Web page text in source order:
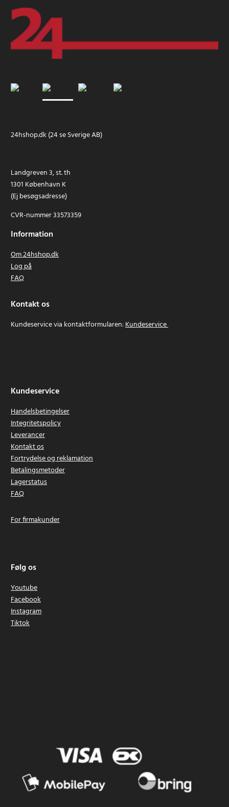
24hshop.dk (24 se Sverige AB)
Landgreven 3, st. th
1301 København K
(Ej besøgsadresse)
CVR-nummer 33573359
Information
Om 24hshop.dk
Log på
FAQ
Kontakt os
Kundeservice via kontaktformularen:Kundeservice
Kundeservice
Handelsbetingelser
Integritetspolicy
Leverancer
Kontakt os
Fortrydelse og reklamation
Betalingsmetoder
Lagerstatus
FAQ
For firmakunder
Følg os
Youtube
Facebook
Instagram
Tiktok